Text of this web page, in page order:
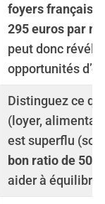
foyers français
295 euros par
peut donc
opportunités
Distinguez ce
(loyer,
est superflu
bon ratio de 50-
aider à